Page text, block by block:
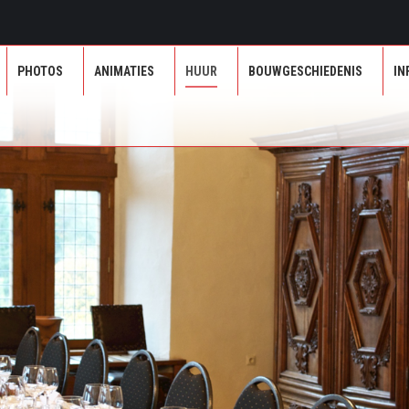
PHOTOS ANIMATIES HUUR BOUWGESCHIEDENIS